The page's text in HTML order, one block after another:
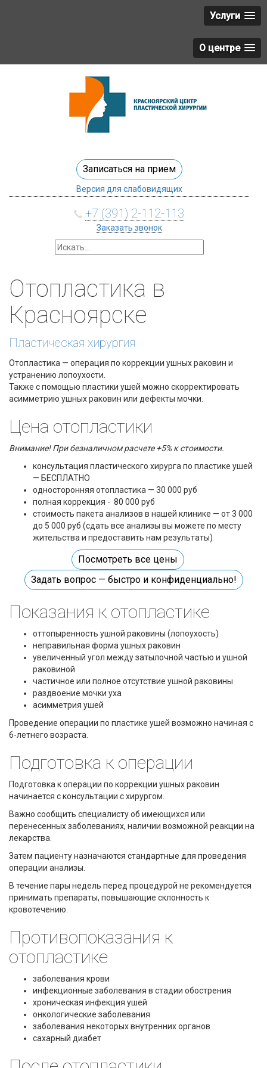
Услуги
О центре
Записаться на прием
Версия для слабовидящих
+7 (391) 2-112-113
Заказать звонок
Отопластика в
Красноярске
Пластическая хирургия
Отопластика — операция по коррекции ушных раковин и
устранению лопоухости.
Также с помощью пластики ушей можно скорректировать
асимметрию ушных раковин или дефекты мочки.
Цена отопластики
Внимание! При безналичном расчете +5% к стоимости.
консультация пластического хирурга по пластике ушей
— БЕСПЛАТНО
односторонняя отопластика — 30 000 руб
полная коррекция - 80 000 руб
стоимость пакета анализов в нашей клинике — от 3 000
до 5 000 руб (сдать все анализы вы можете по месту
жительства и предоставить нам результаты)
Посмотреть все цены
Задать вопрос — быстро и конфиденциально!
Показания к отопластике
оттопыренность ушной раковины (лопоухость)
неправильная форма ушных раковин
увеличенный угол между затылочной частью и ушной
раковиной
частичное или полное отсутствие ушной раковины
раздвоение мочки уха
асимметрия ушей
Проведение операции по пластике ушей возможно начиная с
6-летнего возраста.
Подготовка к операции
Подготовка к операции по коррекции ушных раковин
начинается с консультации с хирургом.
Важно сообщить специалисту об имеющихся или
перенесенных заболеваниях, наличии возможной реакции на
лекарства.
Затем пациенту назначаются стандартные для проведения
операции анализы.
В течение пары недель перед процедурой не рекомендуется
принимать препараты, повышающие склонность к
кровотечению.
Противопоказания к
отопластике
заболевания крови
инфекционные заболевания в стадии обострения
хроническая инфекция ушей
онкологические заболевания
заболевания некоторых внутренних органов
сахарный диабет